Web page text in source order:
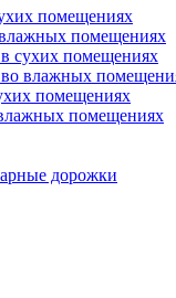
помещениях
помещениях
сухих помещениях
во влажных
помещениях
помещениях
дорожки